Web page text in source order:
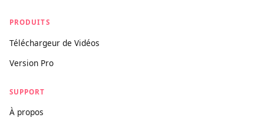
for any content concerns.